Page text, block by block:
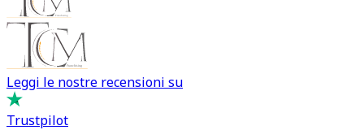
Leggi le nostre recensioni su
Trustpilot